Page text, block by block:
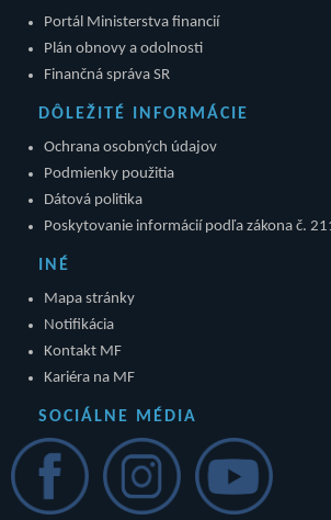
Portál Ministerstva financií
Plán obnovy a odolnosti
Finančná správa SR
DÔLEŽITÉ INFORMÁCIE
Ochrana osobných údajov
Podmienky použitia
Dátová politika
Poskytovanie informácií podľa zákona č.
INÉ
Mapa stránky
Notifikácia
Kontakt MF
Kariéra na MF
SOCIÁLNE MÉDIA